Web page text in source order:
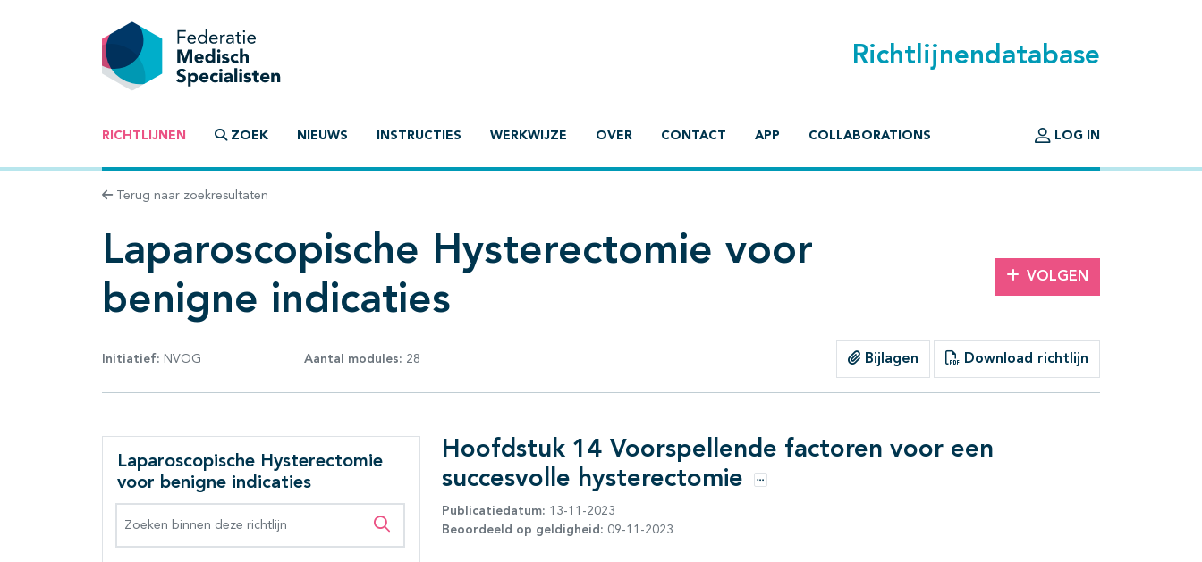
Richtlijnendatabase
RICHTLIJNEN ZOEK NIEUWS INSTRUCTIES WERKWIJZE OVER CONTACT APP COLLABORATIONS LOG IN
Terug naar zoekresultaten
Laparoscopische Hysterectomie voor
benigne indicaties
VOLGEN
Initiatief: NVOG Aantal modules: 28 Bijlagen Download richtlijn
Laparoscopische Hysterectomie
voor benigne indicaties
Zoeken binnen deze richtlijn
Hoofdstuk 14 Voorspellende factoren voor een
succesvolle hysterectomie
Opties
Publicatiedatum: 13-11-2023
Beoordeeld op geldigheid: 09-11-2023